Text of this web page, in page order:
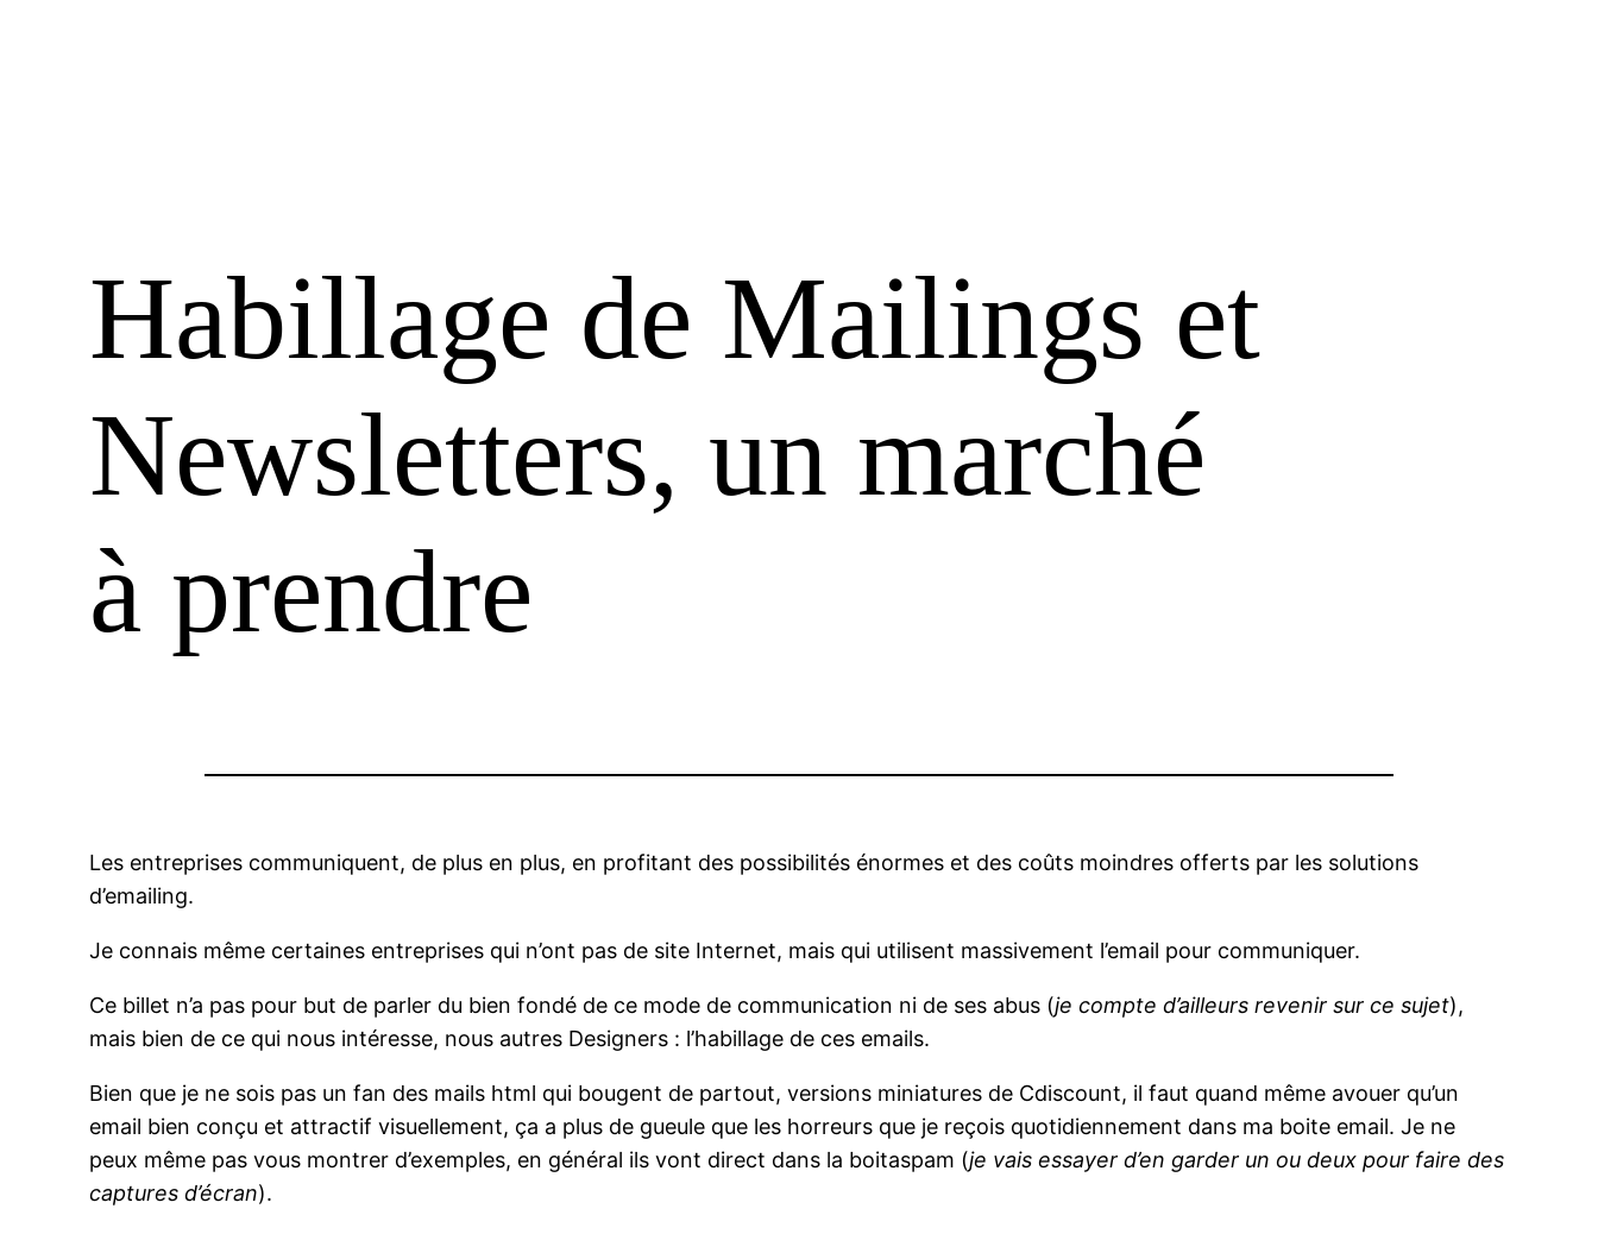
Habillage de Mailings et
Newsletters, un marché
à prendre
Les entreprises communiquent, de plus en plus, en profitant des possibilités énormes et des coûts moindres offerts par les solutions
d’emailing.
Je connais même certaines entreprises qui n’ont pas de site Internet, mais qui utilisent massivement l’email pour communiquer.
Ce billet n’a pas pour but de parler du bien fondé de ce mode de communication ni de ses abus (je compte d’ailleurs revenir sur ce sujet),
mais bien de ce qui nous intéresse, nous autres Designers : l’habillage de ces emails.
Bien que je ne sois pas un fan des mails html qui bougent de partout, versions miniatures de Cdiscount, il faut quand même avouer qu’un
email bien conçu et attractif visuellement, ça a plus de gueule que les horreurs que je reçois quotidiennement dans ma boite email. Je ne
peux même pas vous montrer d’exemples, en général ils vont direct dans la boitaspam (je vais essayer d’en garder un ou deux pour faire des
captures d’écran).